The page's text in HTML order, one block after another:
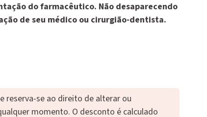
do farmacêutico. Não desaparecendo
de seu médico ou cirurgião-dentista.
reserva-se ao direito de alterar ou
momento. O desconto é calculado